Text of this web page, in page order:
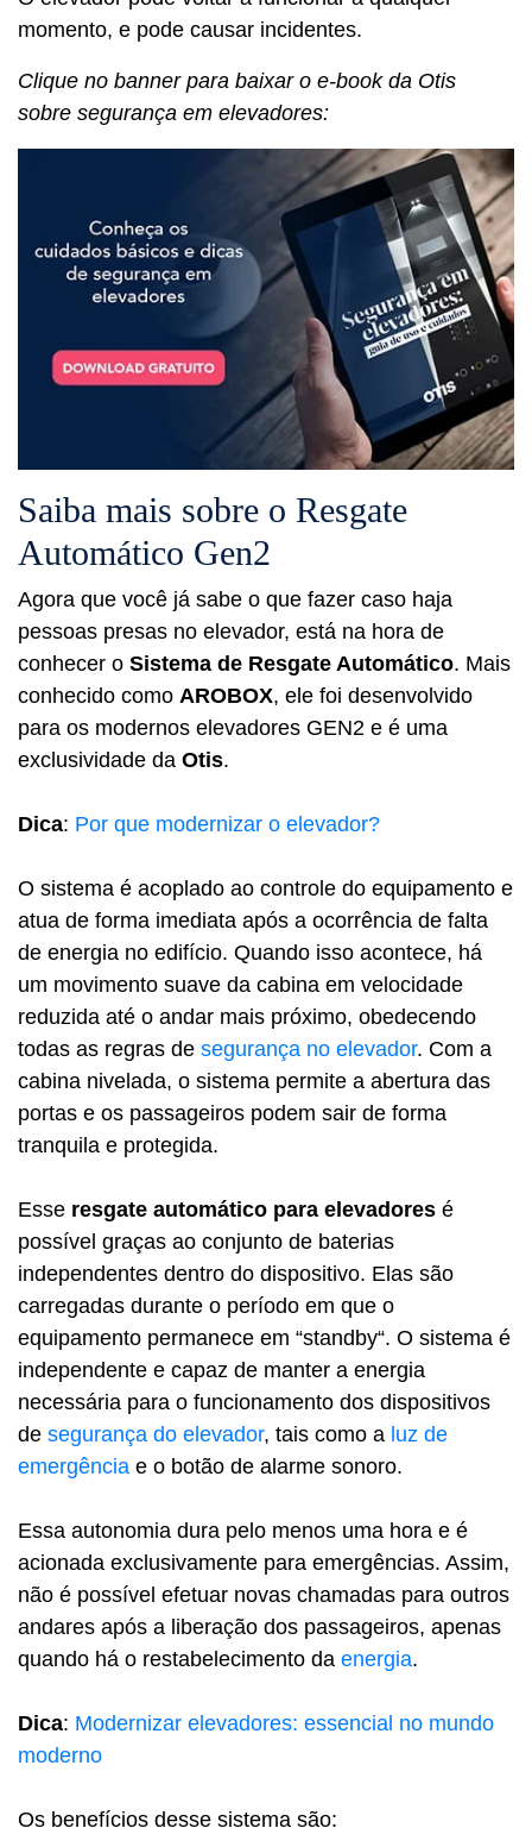
momento, e pode causar incidentes.
Clique no banner para baixar o e-book da Otis
sobre segurança em elevadores:
Saiba mais sobre o Resgate
Automático Gen2
Agora que você já sabe o que fazer caso haja
pessoas presas no elevador, está na hora de
conhecer o Sistema de Resgate Automático. Mais
conhecido como AROBOX, ele foi desenvolvido
para os modernos elevadores GEN2 e é uma
exclusividade da Otis.
Dica: Por que modernizar o elevador?
O sistema é acoplado ao controle do equipamento e
atua de forma imediata após a ocorrência de falta
de energia no edifício. Quando isso acontece, há
um movimento suave da cabina em velocidade
reduzida até o andar mais próximo, obedecendo
todas as regras de segurança no elevador. Com a
cabina nivelada, o sistema permite a abertura das
portas e os passageiros podem sair de forma
tranquila e protegida.
Esse resgate automático para elevadores é
possível graças ao conjunto de baterias
independentes dentro do dispositivo. Elas são
carregadas durante o período em que o
equipamento permanece em “standby“. O sistema é
independente e capaz de manter a energia
necessária para o funcionamento dos dispositivos
de segurança do elevador, tais como a luz de
emergência e o botão de alarme sonoro.
Essa autonomia dura pelo menos uma hora e é
acionada exclusivamente para emergências. Assim,
não é possível efetuar novas chamadas para outros
andares após a liberação dos passageiros, apenas
quando há o restabelecimento da energia.
Dica: Modernizar elevadores: essencial no mundo
moderno
Os benefícios desse sistema são: